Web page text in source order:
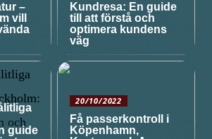
–
vill
Kundresa: En guide
till att förstå och
optimera kundens
väg
guide
20/10/2022
Få passerkontroll i
Köpenhamn,